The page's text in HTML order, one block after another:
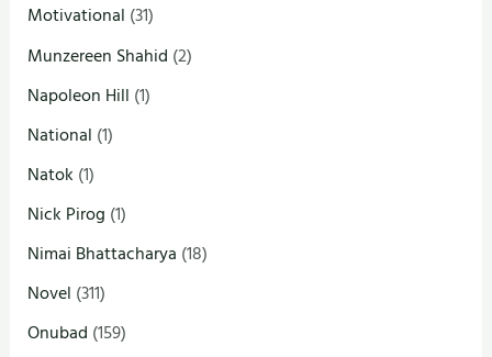
Motivational (31)
Munzereen Shahid (2)
Napoleon Hill (1)
National (1)
Natok (1)
Nick Pirog (1)
Nimai Bhattacharya (18)
Novel (311)
Onubad (159)